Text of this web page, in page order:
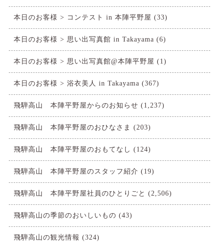
本日のお客様 > コンテスト in 本陣平野屋 (33)
本日のお客様 > 思い出写真館 in Takayama (6)
本日のお客様 > 思い出写真館@本陣平野屋 (1)
本日のお客様 > 浴衣美人 in Takayama (367)
飛騨高山 本陣平野屋からのお知らせ (1,237)
飛騨高山 本陣平野屋のおひなさま (203)
飛騨高山 本陣平野屋のおもてなし (124)
飛騨高山 本陣平野屋のスタッフ紹介 (19)
飛騨高山 本陣平野屋社員のひとりごと (2,506)
飛騨高山の季節のおいしいもの (43)
飛騨高山の観光情報 (324)